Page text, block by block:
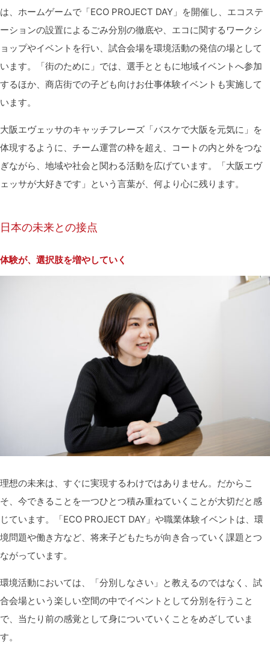
は、ホームゲームで「ECO PROJECT DAY」を開催し、エコステ
ーションの設置によるごみ分別の徹底や、 エコに関するワークシ
ョップやイベントを行い、試合会場を環境活動の発信の場として
います。「街のために」では、選手とともに地域イベントへ参加
するほか、商店街での子ども向けお仕事体験イベントも実施して
います。
大阪エヴェッサのキャッチフレーズ「バスケで大阪を元気に」を
体現するように、チーム運営の枠を超え、コートの内と外をつな
ぎながら、地域や社会と関わる活動を広げています。「大阪エヴ
ェッサが大好きです」という言葉が、何より心に残ります。
日本の未来との接点
体験が、選択肢を増やしていく
理想の未来は、すぐに実現するわけではありません。だからこ
そ、今できることを一つひとつ積み重ねていくことが大切だと感
じています。
「ECO PROJECT DAY」や職業体験イベントは、環
境問題や働き方など、将来子どもたちが向き合っていく課題とつ
ながっています。
環境活動においては、「分別しなさい」と教えるのではなく、試
合会場という楽しい空間の中でイベントとして分別を行うこと
で、当たり前の感覚として身についていくことをめざしていま
す。